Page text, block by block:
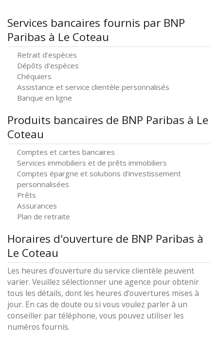
Services bancaires fournis par BNP
Paribas à Le Coteau
Retrait d'espèces
Dépôts d'espèces
Chéquiers
Assistance et service clientèle personnalisés
Banque en ligne
Produits bancaires de BNP Paribas à Le
Coteau
Comptes et cartes bancaires
Services immobiliers et de prêts immobiliers
Comptes épargne et solutions d'investissement
personnalisées
Prêts
Assurances
Plan de retraite
Horaires d'ouverture de BNP Paribas à
Le Coteau
Les heures d'ouverture du service clientèle peuvent
varier. Veuillez sélectionner une agence pour obtenir
tous les détails, dont les heures d'ouvertures mises à
jour. En cas de doute ou si vous voulez parler à un
conseiller par téléphone, vous pouvez utiliser les
numéros fournis.